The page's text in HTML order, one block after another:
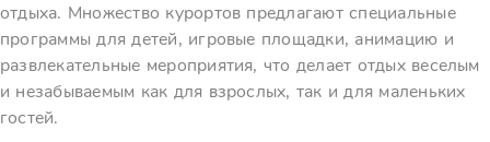
отдыха. Множество курортов предлагают специальные
программы для детей, игровые площадки, анимацию и
развлекательные мероприятия, что делает отдых веселым
и незабываемым как для взрослых, так и для маленьких
гостей.